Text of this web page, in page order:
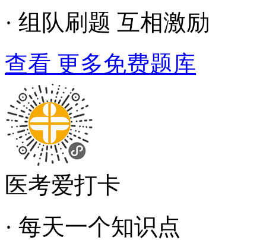
· 组队刷题 互相激励
查看 更多免费题库
医考爱打卡
· 每天一个知识点